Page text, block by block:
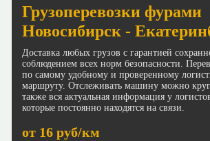
Грузоперевозки фурами
Новосибирск -
Доставка любых грузов с гарантией
соблюдением всех норм безопасности.
по самому удобному и проверенному
маршруту. Отслеживать машину можно
также вся актуальная информация у
которые постоянно находятся на связи.
от 16 руб/км